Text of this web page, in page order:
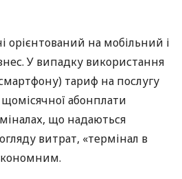
орієнтований на мобільний і
У випадку використання
тариф на послугу
абонплати
що надаються
витрат, «термінал в